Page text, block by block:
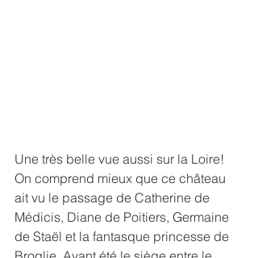
Une très belle vue aussi sur la Loire!
On comprend mieux que ce château
ait vu le passage de Catherine de
Médicis, Diane de Poitiers, Germaine
de Staël et la fantasque princesse de